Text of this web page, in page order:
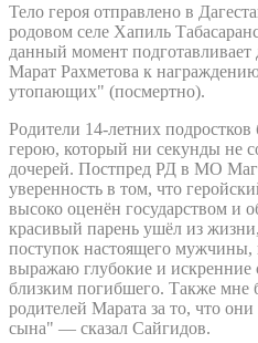
Тело героя отправлено в
родовом селе Хапиль
данный момент
Марат Рахметова к
утопающих" (посмертно).
Родители 14-летних подростков
герою, который ни секунды не
дочерей. Постпред РД в МО
уверенность в том, что
высоко оценён государством и
красивый парень ушёл из
поступок настоящего
выражаю глубокие и искренние
близким погибшего. Также мне
родителей Марата за то, что
сына" — сказал Сайгидов.